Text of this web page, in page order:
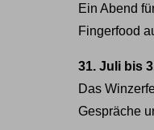
Ein Abend
Fingerfood
31. Juli bis
Das
Gespräche